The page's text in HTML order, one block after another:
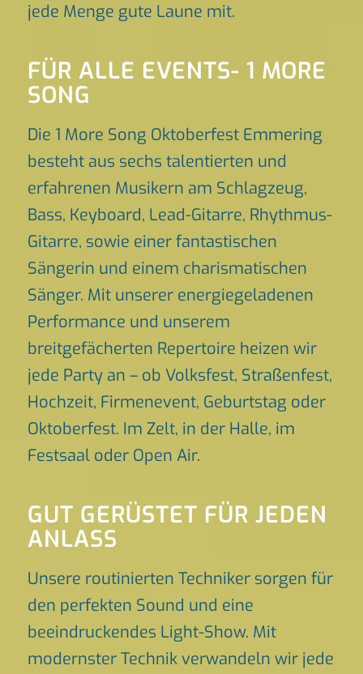
jede Menge gute Laune mit.
FÜR ALLE EVENTS- 1 MORE
SONG
Die 1 More Song Oktoberfest Emmering
besteht aus sechs talentierten und
erfahrenen Musikern am Schlagzeug,
Bass, Keyboard, Lead-Gitarre, Rhythmus-
Gitarre, sowie einer fantastischen
Sängerin und einem charismatischen
Sänger. Mit unserer energiegeladenen
Performance und unserem
breitgefächerten Repertoire heizen wir
jede Party an – ob Volksfest, Straßenfest,
Hochzeit, Firmenevent, Geburtstag oder
Oktoberfest. Im Zelt, in der Halle, im
Festsaal oder Open Air.
GUT GERÜSTET FÜR JEDEN
ANLASS
Unsere routinierten Techniker sorgen für
den perfekten Sound und eine
beeindruckendes Light-Show. Mit
modernster Technik verwandeln wir jede